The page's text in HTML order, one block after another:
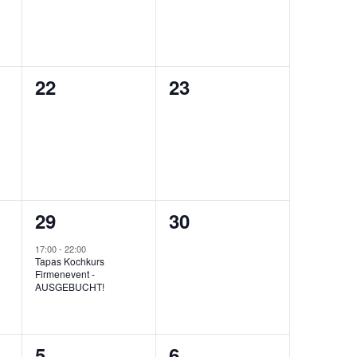
0
22
0
23
1
Veranstaltung,
29
17:00-22:00
Tapas Kochkurs
Firmenevent -
AUSGEBUCHT!
0
30